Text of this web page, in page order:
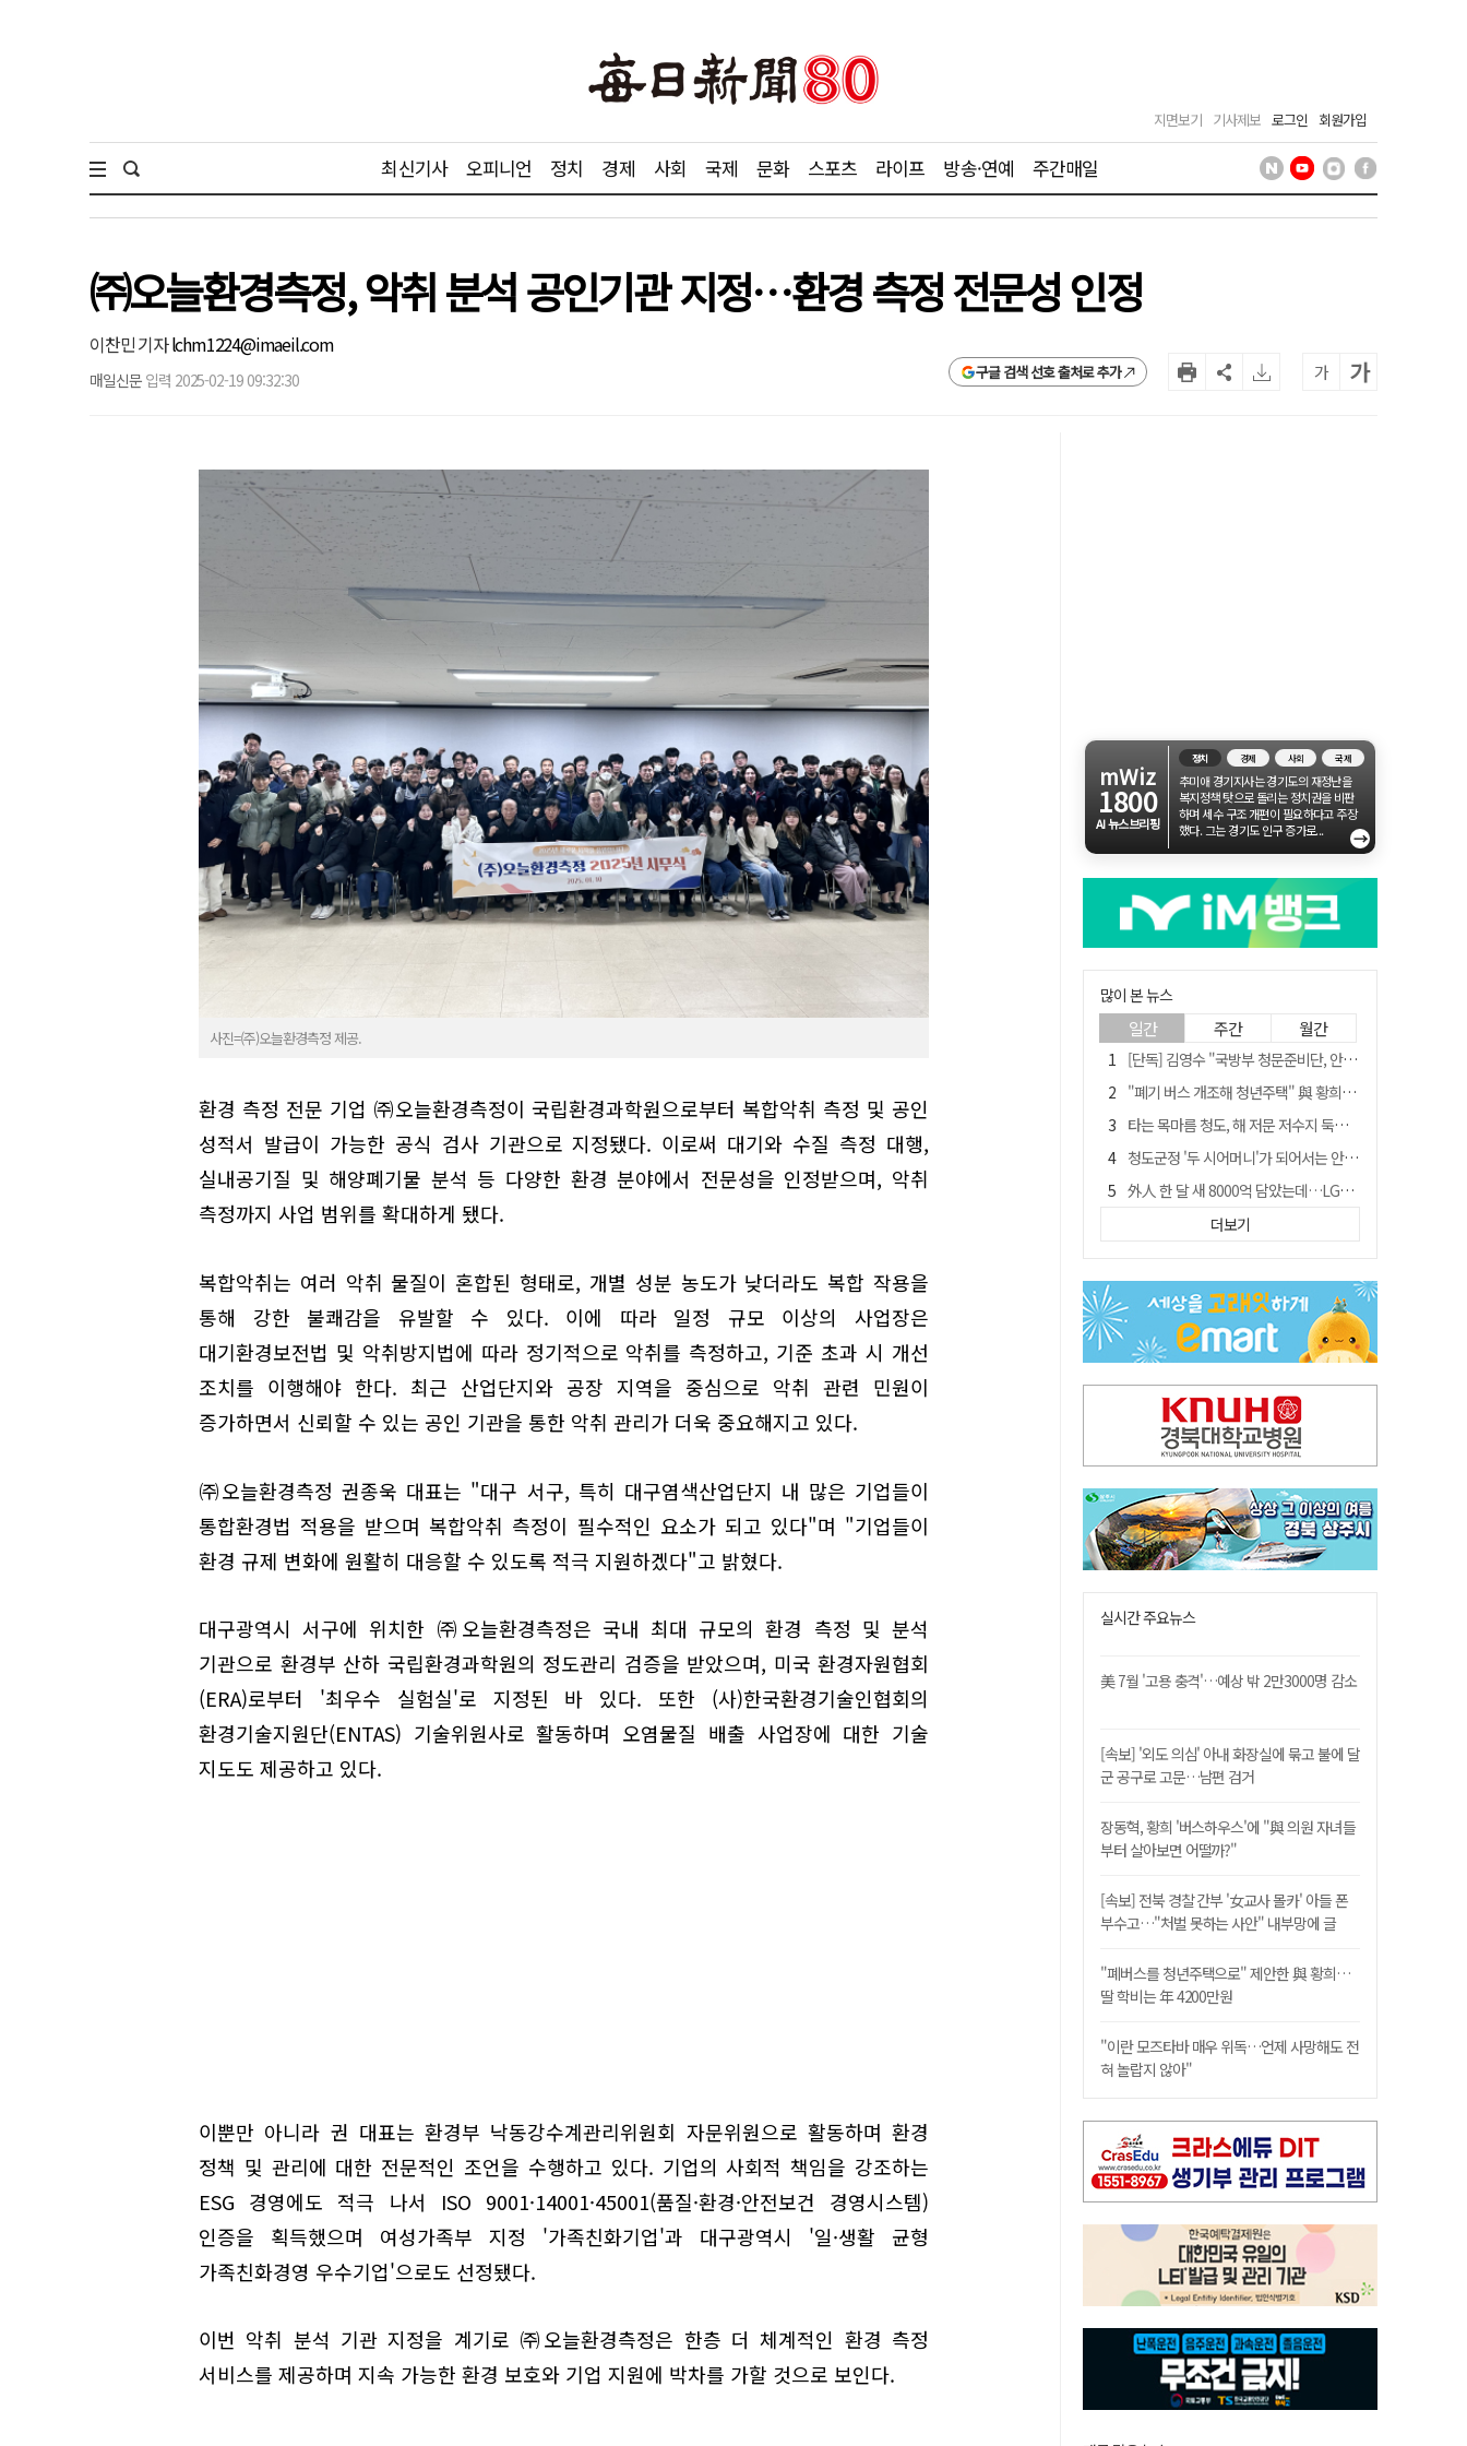
지면보기 기사제보 로그인 회원가입
최신기사 오피니언 정치 경제 사회 국제 문화 스포츠 라이프 방송·연예 주간매일
㈜오늘환경측정, 악취 분석 공인기관 지정…환경 측정 전문성 인정
이찬민 기자lchm1224@imaeil.com
매일신문 입력 2025-02-19 09:32:30 구글 검색 선호 출처로 추가 가 가
사진=(주)오늘환경측정 제공.
환경 측정 전문 기업 ㈜오늘환경측정이 국립환경과학원으로부터 복합악취 측정 및 공인
성적서 발급이 가능한 공식 검사 기관으로 지정됐다. 이로써 대기와 수질 측정 대행,
실내공기질 및 해양폐기물 분석 등 다양한 환경 분야에서 전문성을 인정받으며, 악취
측정까지 사업 범위를 확대하게 됐다.
복합악취는 여러 악취 물질이 혼합된 형태로, 개별 성분 농도가 낮더라도 복합 작용을
통해 강한 불쾌감을 유발할 수 있다. 이에 따라 일정 규모 이상의 사업장은
대기환경보전법 및 악취방지법에 따라 정기적으로 악취를 측정하고, 기준 초과 시 개선
조치를 이행해야 한다. 최근 산업단지와 공장 지역을 중심으로 악취 관련 민원이
증가하면서 신뢰할 수 있는 공인 기관을 통한 악취 관리가 더욱 중요해지고 있다.
㈜오늘환경측정 권종욱 대표는 "대구 서구, 특히 대구염색산업단지 내 많은 기업들이
통합환경법 적용을 받으며 복합악취 측정이 필수적인 요소가 되고 있다"며 "기업들이
환경 규제 변화에 원활히 대응할 수 있도록 적극 지원하겠다"고 밝혔다.
대구광역시 서구에 위치한 ㈜오늘환경측정은 국내 최대 규모의 환경 측정 및 분석
기관으로 환경부 산하 국립환경과학원의 정도관리 검증을 받았으며, 미국 환경자원협회
(ERA)로부터 '최우수 실험실'로 지정된 바 있다. 또한 (사)한국환경기술인협회의
환경기술지원단(ENTAS) 기술위원사로 활동하며 오염물질 배출 사업장에 대한 기술
지도도 제공하고 있다.
이뿐만 아니라 권 대표는 환경부 낙동강수계관리위원회 자문위원으로 활동하며 환경
정책 및 관리에 대한 전문적인 조언을 수행하고 있다. 기업의 사회적 책임을 강조하는
ESG 경영에도 적극 나서 ISO 9001·14001·45001(품질·환경·안전보건 경영시스템)
인증을 획득했으며 여성가족부 지정 '가족친화기업'과 대구광역시 '일·생활 균형
가족친화경영 우수기업'으로도 선정됐다.
이번 악취 분석 기관 지정을 계기로 ㈜오늘환경측정은 한층 더 체계적인 환경 측정
서비스를 제공하며 지속 가능한 환경 보호와 기업 지원에 박차를 가할 것으로 보인다.
mWiz
1800
AI 뉴스브리핑
정치 경제 사회 국제
추미애 경기지사는 경기도의 재정난을
복지정책 탓으로 돌리는 정치권을 비판
하며 세수 구조 개편이 필요하다고 주장
했다. 그는 경기도 인구 증가로...
→
많이 본 뉴스
일간 주간 월간
[단독] 김영수 "국방부 청문준비단, 안규백 탈영 알고있었다"
"폐기 버스 개조해 청년주택" 與 황희…'딸 학비는 年 4200만원'
타는 목마름 청도, 해 저문 저수지 둑에 군수가 서 있었다
청도군정 '두 시어머니'가 되어서는 안된다
外人 한 달 새 8000억 담았는데…LG이노텍 목표주가는 왜 엇갈릴까
임시휴업 들어갔던 홈플러스 영주점, 7일 영업 재개…지하 1층만 운영
SK하이닉스, 주당 375원 분기 배당 공시…"3분기 중 주주환원 방안 확정"
이의준 전 경북도 새마을봉사과장, 제28대 울릉군 부군수 취임
"상법개정해도 주주가 '봉'"…하이닉스 솔리다임 상장설에 술렁[개미와글와글]
더보기
실시간 주요뉴스
美 7월 '고용 충격'…예상 밖 2만3000명 감소
[속보] '외도 의심' 아내 화장실에 묶고 불에 달
군 공구로 고문…남편 검거
장동혁, 황희 '버스하우스'에 "與 의원 자녀들
부터 살아보면 어떨까?"
[속보] 전북 경찰 간부 '女교사 몰카' 아들 폰
부수고…"처벌 못하는 사안" 내부망에 글
"폐버스를 청년주택으로" 제안한 與 황희…
딸 학비는 年 4200만원
"이란 모즈타바 매우 위독…언제 사망해도 전
혀 놀랍지 않아"